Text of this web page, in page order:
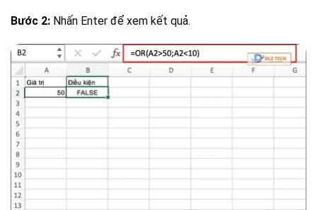
Bước 2: Nhấn Enter để xem kết quả.